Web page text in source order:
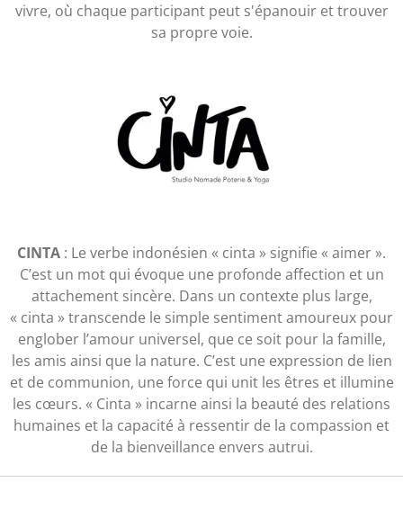
vivre, où chaque participant peut s'épanouir et trouver
sa propre voie.
CINTA : Le verbe indonésien « cinta » signifie « aimer ».
C’est un mot qui évoque une profonde affection et un
attachement sincère. Dans un contexte plus large,
« cinta » transcende le simple sentiment amoureux pour
englober l’amour universel, que ce soit pour la famille,
les amis ainsi que la nature. C’est une expression de lien
et de communion, une force qui unit les êtres et illumine
les cœurs. « Cinta » incarne ainsi la beauté des relations
humaines et la capacité à ressentir de la compassion et
de la bienveillance envers autrui.